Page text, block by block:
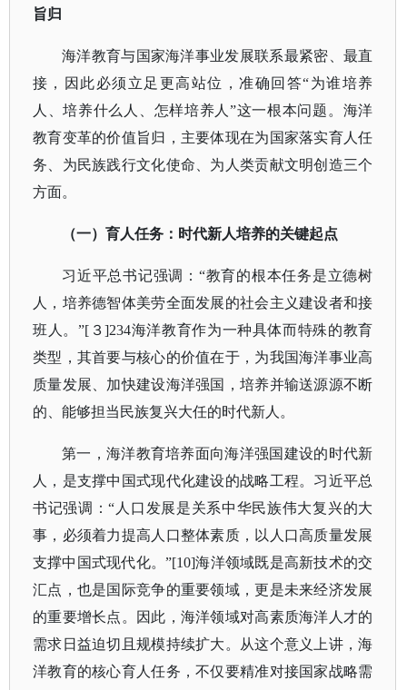
旨归
海洋教育与国家海洋事业发展联系最紧密、最直
接，因此必须立足更高站位，准确回答“为谁培养
人、培养什么人、怎样培养人”这一根本问题。海洋
教育变革的价值旨归，主要体现在为国家落实育人任
务、为民族践行文化使命、为人类贡献文明创造三个
方面。
（一）育人任务：时代新人培养的关键起点
习近平总书记强调： “教育的根本任务是立德树
人，培养德智体美劳全面发展的社会主义建设者和接
班人。”[３]234海洋教育作为一种具体而特殊的教育
类型，其首要与核心的价值在于，为我国海洋事业高
质量发展、加快建设海洋强国，培养并输送源源不断
的、能够担当民族复兴大任的时代新人。
第一，海洋教育培养面向海洋强国建设的时代新
人，是支撑中国式现代化建设的战略工程。习近平总
书记强调：“人口发展是关系中华民族伟大复兴的大
事，必须着力提高人口整体素质，以人口高质量发展
支撑中国式现代化。”[10]海洋领域既是高新技术的交
汇点，也是国际竞争的重要领域，更是未来经济发展
的重要增长点。因此，海洋领域对高素质海洋人才的
需求日益迫切且规模持续扩大。从这个意义上讲，海
洋教育的核心育人任务，不仅要精准对接国家战略需